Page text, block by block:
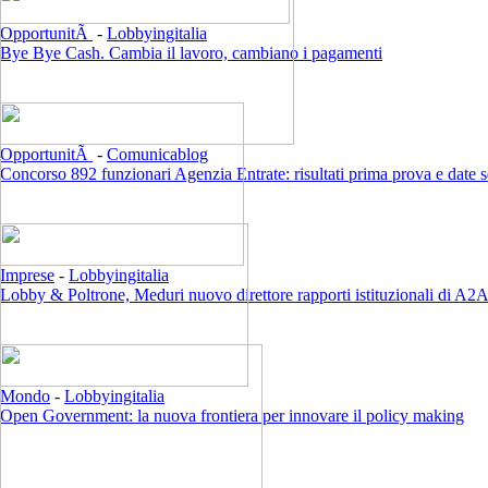
OpportunitÃ - Lobbyingitalia
Bye Bye Cash. Cambia il lavoro, cambiano i pagamenti
OpportunitÃ - Comunicablog
Concorso 892 funzionari Agenzia Entrate: risultati prima prova e date
Imprese - Lobbyingitalia
Lobby & Poltrone, Meduri nuovo direttore rapporti istituzionali di A2A
Mondo - Lobbyingitalia
Open Government: la nuova frontiera per innovare il policy making